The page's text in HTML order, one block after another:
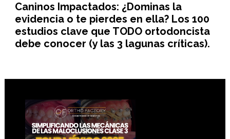
Caninos Impactados: ¿Dominas la
evidencia o te pierdes en ella? Los 100
estudios clave que TODO ortodoncista
debe conocer (y las 3 lagunas críticas).
Footer